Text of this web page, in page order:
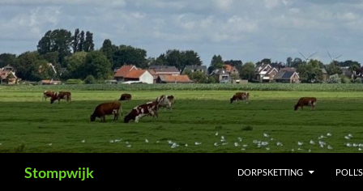
naar
inhoud
Stompwijk DORPSKETTING POLL’S